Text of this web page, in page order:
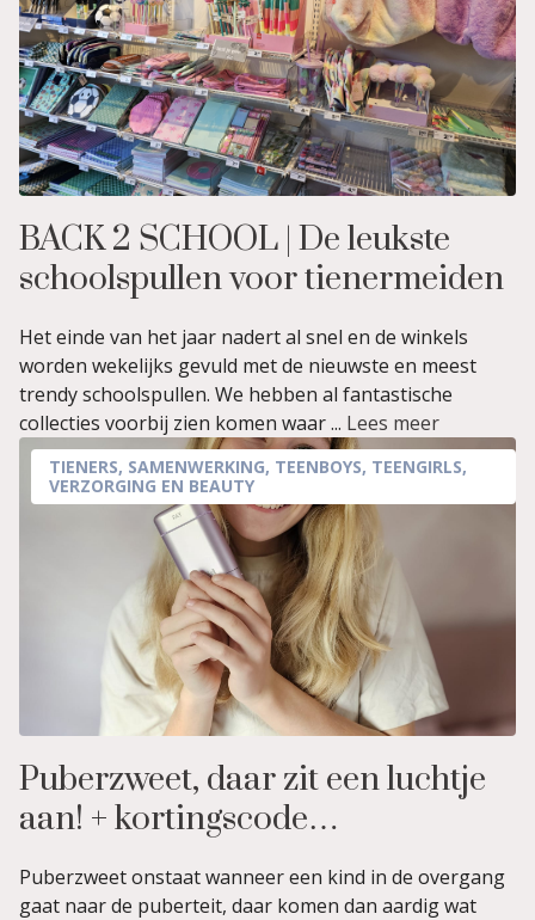
BACK 2 SCHOOL | De leukste
schoolspullen voor tienermeiden
Het einde van het jaar nadert al snel en de winkels
worden wekelijks gevuld met de nieuwste en meest
trendy schoolspullen. We hebben al fantastische
collecties voorbij zien komen waar ... Lees meer
TIENERS, SAMENWERKING, TEENBOYS, TEENGIRLS,
VERZORGING EN BEAUTY
Puberzweet, daar zit een luchtje
aan! + kortingscode…
Puberzweet onstaat wanneer een kind in de overgang
gaat naar de puberteit, daar komen dan aardig wat